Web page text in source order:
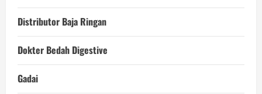
Distributor Baja Ringan
Dokter Bedah Digestive
Gadai